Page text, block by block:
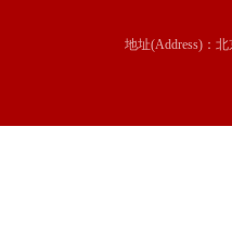
地址(Address)：北